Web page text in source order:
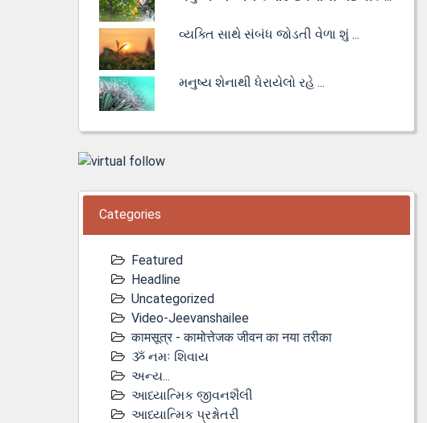
વ્યક્તિ સાથે સંબંધ જોડતી વેળા શું ...
મનુષ્ય શેનાથી ધેરાયેલો રહે ...
Categories
Featured
Headline
Uncategorized
Video-Jeevanshailee
कामसूत्र - कामोत्तेजक जीवन का नया तरीका
ૐ નમઃ શિવાય
અન્ય...
આધ્યાત્મિક જીવનશૈલી
આધ્યાત્મિક પ્રશ્નોતરી